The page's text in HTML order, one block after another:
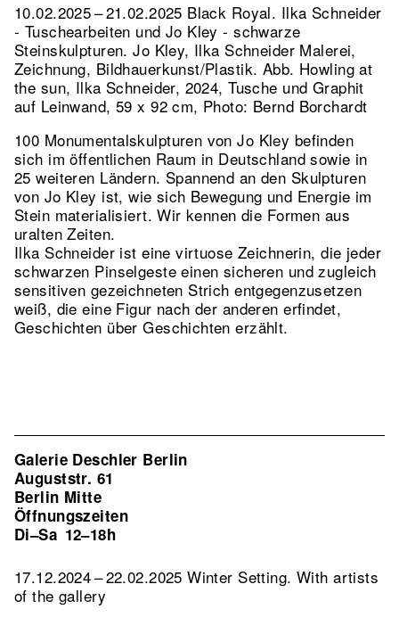
10.02.2025 – 21.02.2025 Black Royal. Ilka Schneider
- Tuschearbeiten und Jo Kley - schwarze
Steinskulpturen. Jo Kley, Ilka Schneider Malerei,
Zeichnung, Bildhauerkunst/Plastik. Abb. Howling at
the sun, Ilka Schneider, 2024, Tusche und Graphit
auf Leinwand, 59 x 92 cm, Photo: Bernd Borchardt
100 Monumentalskulpturen von Jo Kley befinden
sich im öffentlichen Raum in Deutschland sowie in
25 weiteren Ländern. Spannend an den Skulpturen
von Jo Kley ist, wie sich Bewegung und Energie im
Stein materialisiert. Wir kennen die Formen aus
uralten Zeiten.
Ilka Schneider ist eine virtuose Zeichnerin, die jeder
schwarzen Pinselgeste einen sicheren und zugleich
sensitiven gezeichneten Strich entgegenzusetzen
weiß, die eine Figur nach der anderen erfindet,
Geschichten über Geschichten erzählt.
Galerie Deschler Berlin
Auguststr. 61
Berlin Mitte
Öffnungszeiten
Di–Sa 12–18h
17.12.2024 – 22.02.2025 Winter Setting. With artists
of the gallery